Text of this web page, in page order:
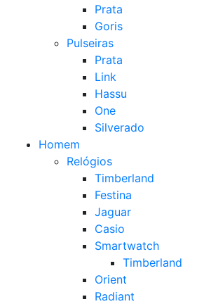
Prata
Goris
Pulseiras
Prata
Link
Hassu
One
Silverado
Homem
Relógios
Timberland
Festina
Jaguar
Casio
Smartwatch
Timberland
Orient
Radiant